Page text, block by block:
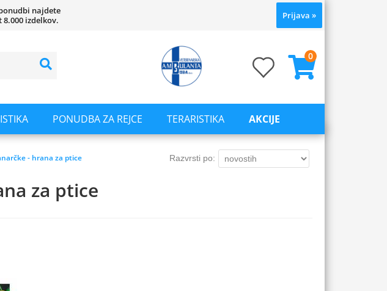
najdete
8.000 izdelkov.
Prijava »
0
PONUDBA ZA REJCE TERARISTIKA AKCIJE
- hrana za ptice Razvrsti po:
za ptice